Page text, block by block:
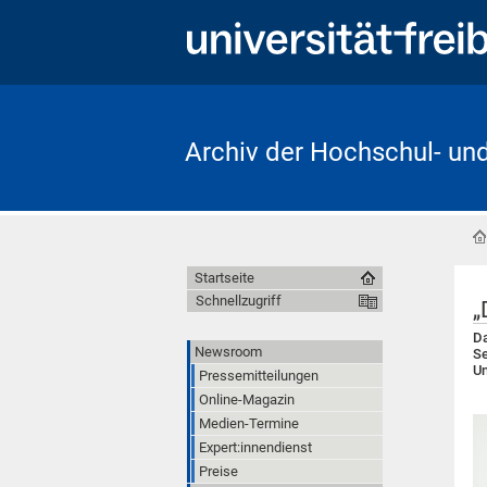
Archiv der Hochschul-
Startseite
Schnellzugriff
Newsroom
Pressemitteilungen
Online-Magazin
Medien-Termine
Expert:innendienst
Preise